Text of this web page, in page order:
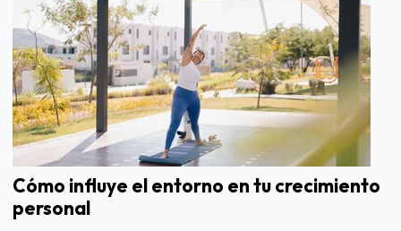
Cómo influye el entorno en tu crecimiento
personal